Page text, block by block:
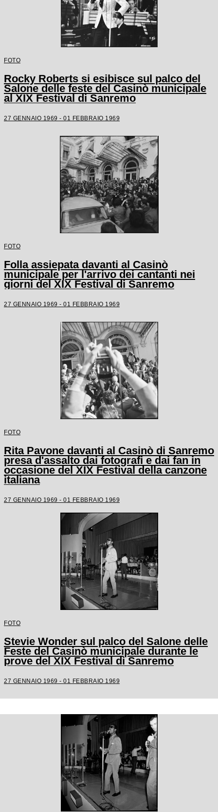
FOTO
Rocky Roberts si esibisce sul palco del
Salone delle feste del Casinò municipale
al XIX Festival di Sanremo
27 GENNAIO 1969 - 01 FEBBRAIO 1969
FOTO
Folla assiepata davanti al Casinò
municipale per l'arrivo dei cantanti nei
giorni del XIX Festival di Sanremo
27 GENNAIO 1969 - 01 FEBBRAIO 1969
FOTO
Rita Pavone davanti al Casinò di Sanremo
presa d'assalto dai fotografi e dai fan in
occasione del XIX Festival della canzone
italiana
27 GENNAIO 1969 - 01 FEBBRAIO 1969
FOTO
Stevie Wonder sul palco del Salone delle
Feste del Casinò municipale durante le
prove del XIX Festival di Sanremo
27 GENNAIO 1969 - 01 FEBBRAIO 1969